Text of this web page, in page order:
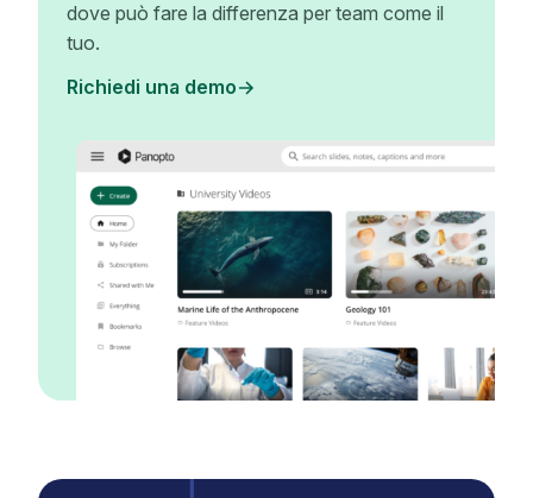
dove può fare la differenza per team come il
tuo.
Richiedi una demo